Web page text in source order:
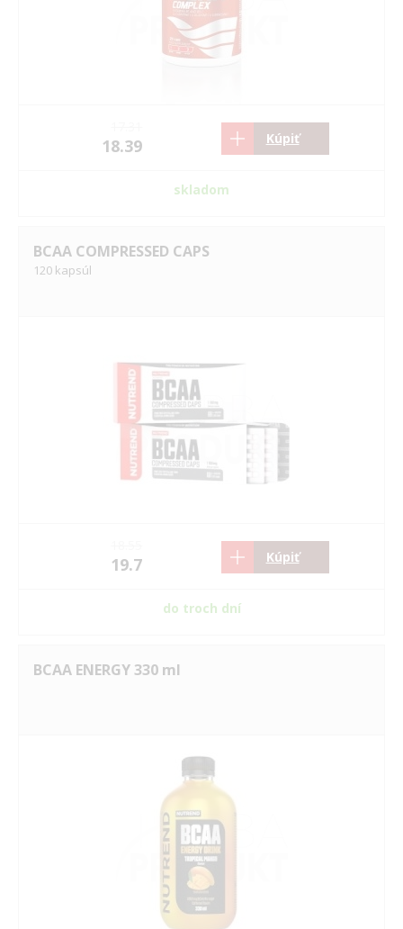
18.39 Kúpiť
skladom
BCAA COMPRESSED CAPS
120 kapsúl
19.7 Kúpiť
do troch dní
BCAA ENERGY 330 ml